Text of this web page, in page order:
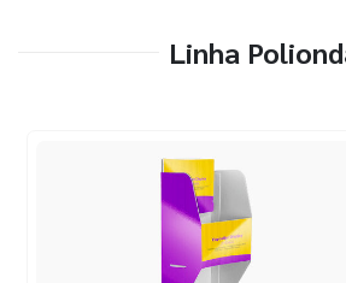
Linha